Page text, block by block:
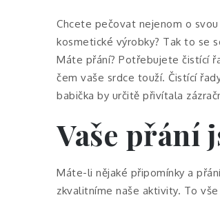
Chcete pečovat nejenom o
kosmetické výrobky? Tak to se
Máte přání? Potřebujete čistící
čem vaše srdce touží. Čistící
babička by určitě přivítala
Vaše přání
Máte-li nějaké připomínky a
zkvalitníme naše aktivity. To